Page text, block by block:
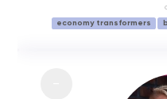
economy transformers